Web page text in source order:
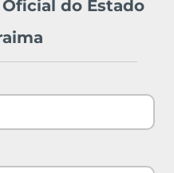
do Estado